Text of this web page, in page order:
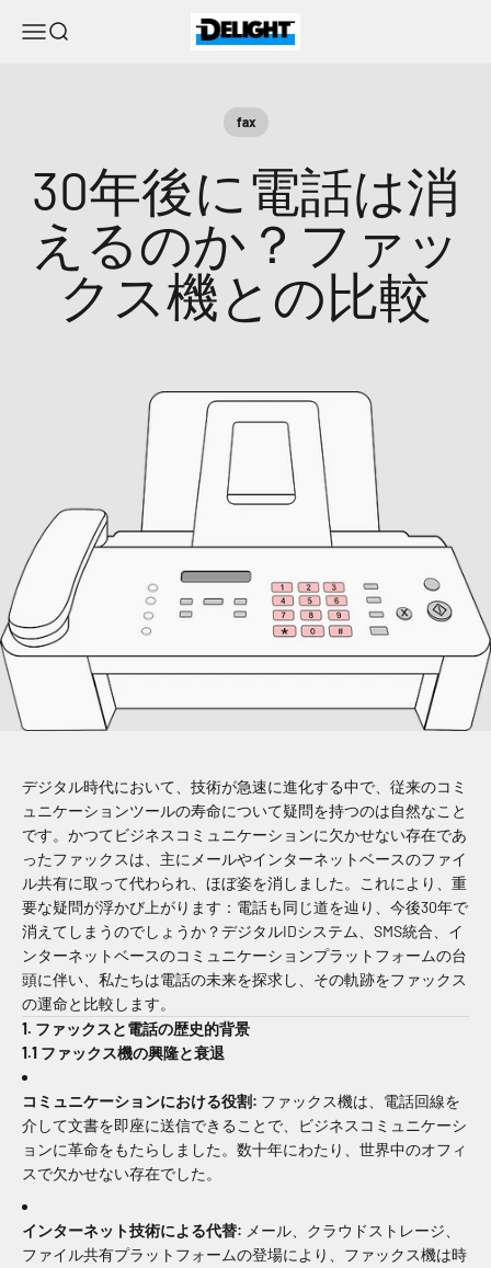
メニュー
検索 DELIGHT
fax
30年後に電話は消
えるのか？ファッ
クス機との比較
デジタル時代において、技術が急速に進化する中で、従来のコミ
ュニケーションツールの寿命について疑問を持つのは自然なこと
です。かつてビジネスコミュニケーションに欠かせない存在であ
ったファックスは、主にメールやインターネットベースのファイ
ル共有に取って代わられ、ほぼ姿を消しました。これにより、重
要な疑問が浮かび上がります：電話も同じ道を辿り、今後30年で
消えてしまうのでしょうか？デジタルIDシステム、SMS統合、イ
ンターネットベースのコミュニケーションプラットフォームの台
頭に伴い、私たちは電話の未来を探求し、その軌跡をファックス
の運命と比較します。
1. ファックスと電話の歴史的背景
1.1 ファックス機の興隆と衰退
コミュニケーションにおける役割: ファックス機は、電話回線を
介して文書を即座に送信できることで、ビジネスコミュニケーシ
ョンに革命をもたらしました。数十年にわたり、世界中のオフィ
スで欠かせない存在でした。
インターネット技術による代替: メール、クラウドストレージ、
ファイル共有プラットフォームの登場により、ファックス機は時